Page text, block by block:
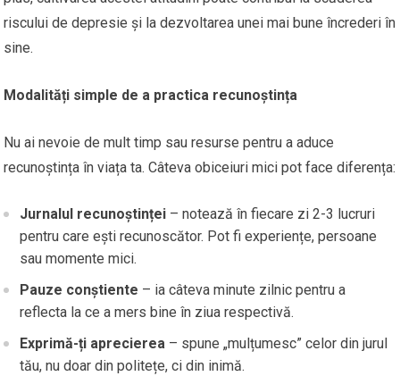
riscului de depresie și la dezvoltarea unei mai bune încrederi în
sine.
Modalități simple de a practica recunoștința
Nu ai nevoie de mult timp sau resurse pentru a aduce
recunoștința în viața ta. Câteva obiceiuri mici pot face diferența:
Jurnalul recunoștinței – notează în fiecare zi 2-3 lucruri
pentru care ești recunoscător. Pot fi experiențe, persoane
sau momente mici.
Pauze conștiente – ia câteva minute zilnic pentru a
reflecta la ce a mers bine în ziua respectivă.
Exprimă-ți aprecierea – spune „mulțumesc” celor din jurul
tău, nu doar din politețe, ci din inimă.